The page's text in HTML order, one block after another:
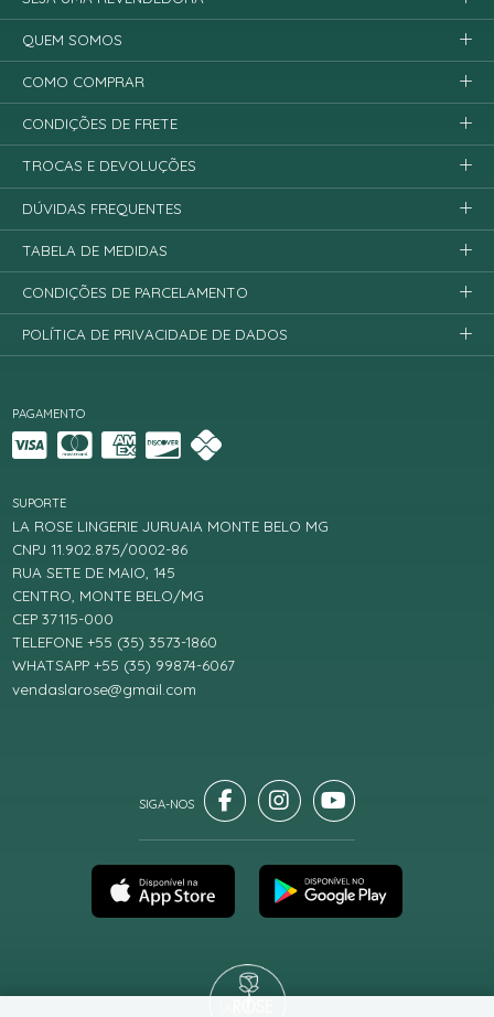
PAGAMENTO
SUPORTE
LA ROSE LINGERIE JURUAIA MONTE BELO MG
CNPJ 11.902.875/0002-86
RUA SETE DE MAIO, 145
CENTRO, MONTE BELO/MG
CEP 37115-000
TELEFONE +55 (35) 3573-1860
WHATSAPP +55 (35) 99874-6067
vendaslarose@gmail.com
QUEM SOMOS
COMO COMPRAR
CONDIÇÕES DE FRETE
TROCAS E DEVOLUÇÕES
DÚVIDAS FREQUENTES
TABELA DE MEDIDAS
CONDIÇÕES DE PARCELAMENTO
POLÍTICA DE PRIVACIDADE DE DADOS